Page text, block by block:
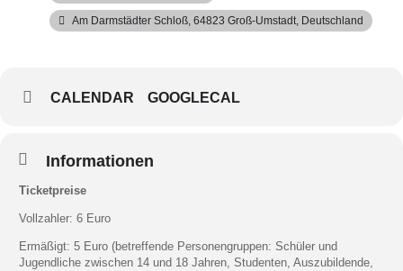
Am Darmstädter Schloß, 64823 Groß-Umstadt, Deutschland
CALENDAR GOOGLECAL
Informationen
Ticketpreise
Vollzahler: 6 Euro
Ermäßigt: 5 Euro (betreffende Personengruppen: Schüler und
Jugendliche zwischen 14 und 18 Jahren, Studenten, Auszubildende,